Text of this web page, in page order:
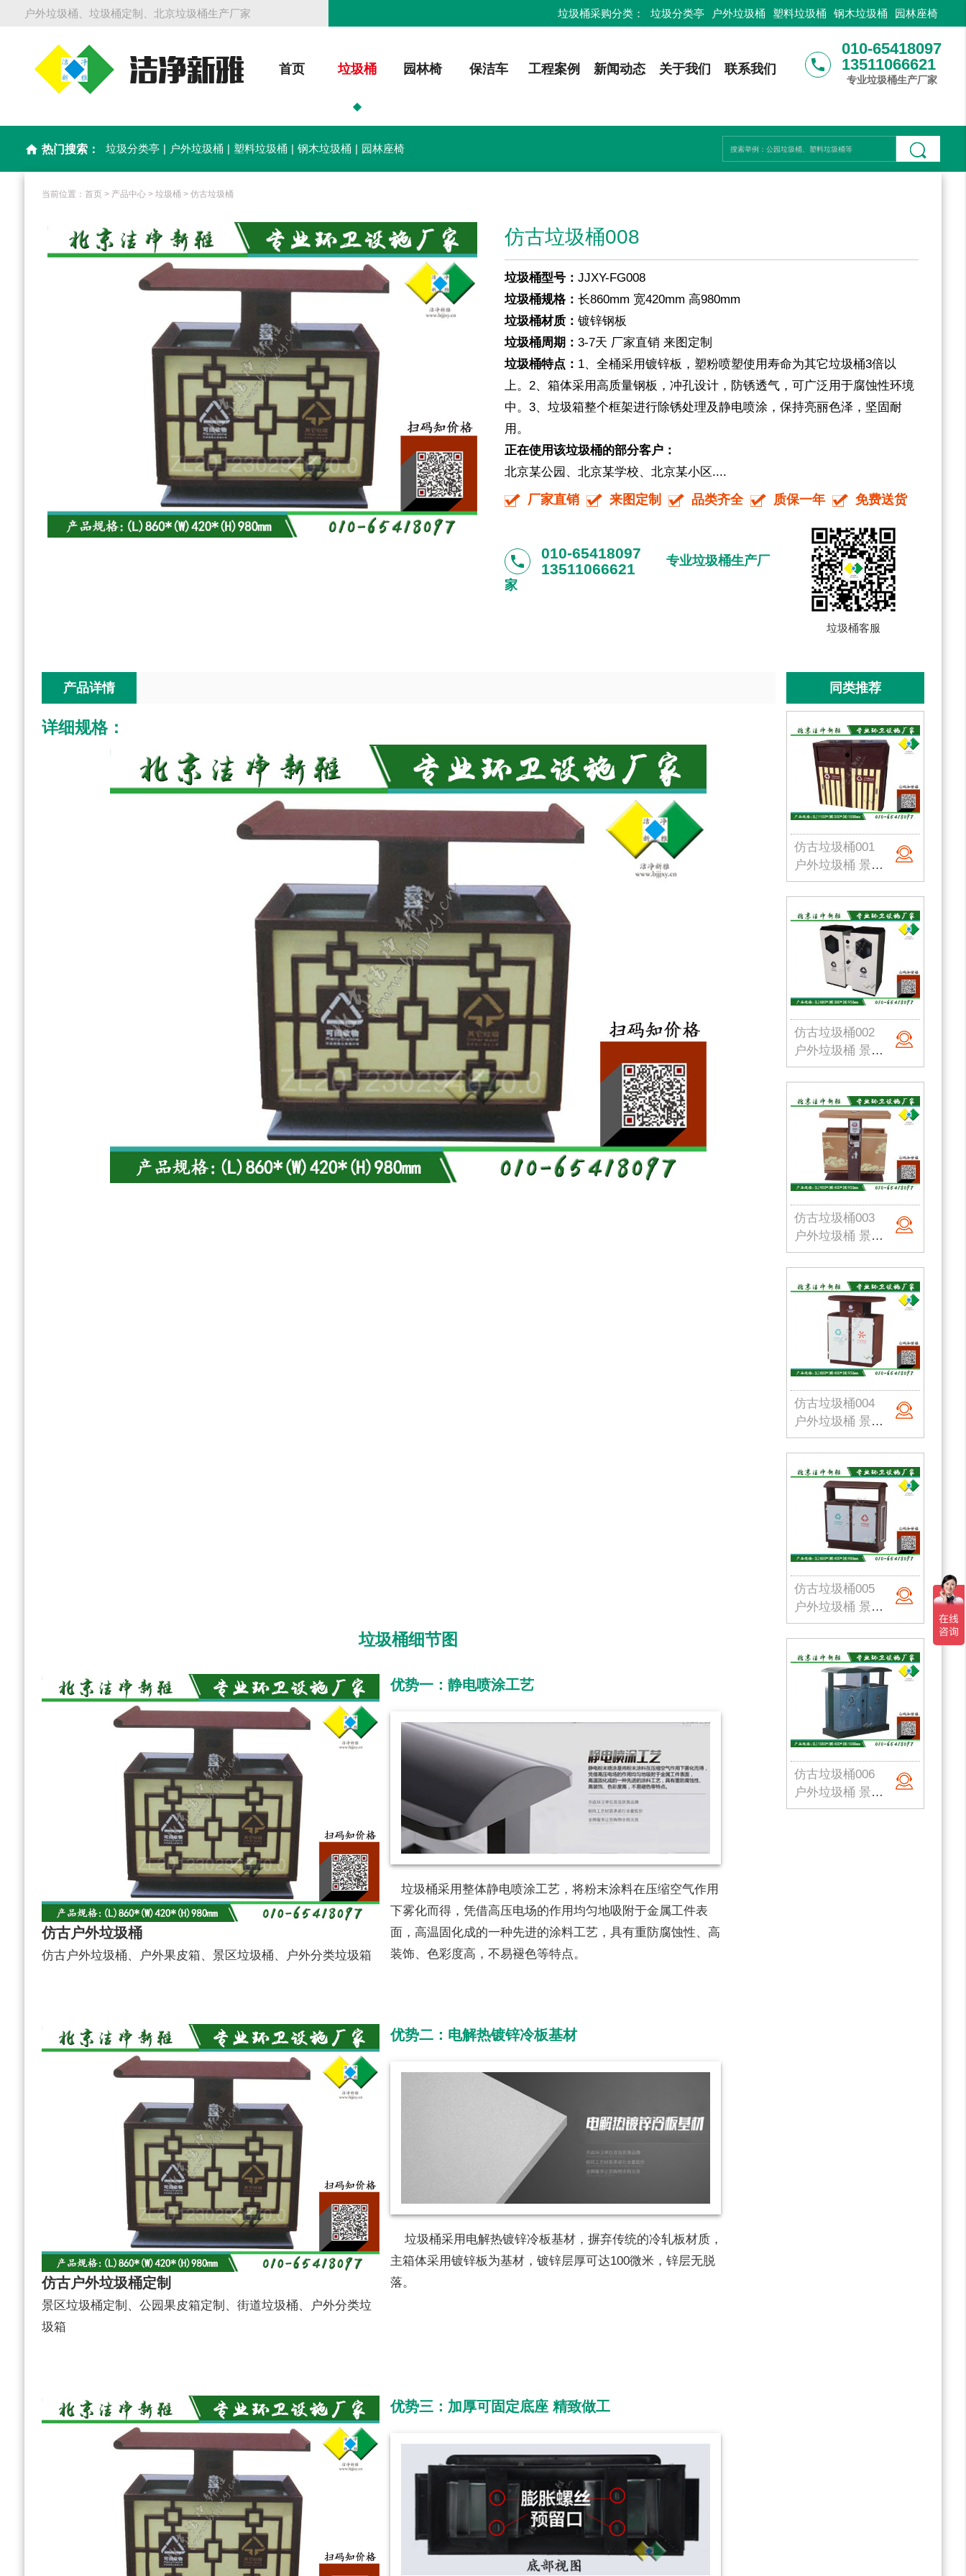
户外垃圾桶、垃圾桶定制、北京垃圾桶生产厂家 垃圾桶采购分类： 垃圾分类亭 户外垃圾桶 塑料垃圾桶 钢木垃圾桶 园林座椅
首页 垃圾桶 园林椅 保洁车 工程案例 新闻动态 关于我们 联系我们 phone
010-65418097
13511066621
专业垃圾桶生产厂家
home 热门搜索： 垃圾分类亭 | 户外垃圾桶 | 塑料垃圾桶 | 钢木垃圾桶 | 园林座椅
当前位置：首页 > 产品中心 >垃圾桶 >仿古垃圾桶
仿古垃圾桶008
垃圾桶型号： JJXY-FG008
垃圾桶规格： 长860mm 宽420mm 高980mm
垃圾桶材质： 镀锌钢板
垃圾桶周期： 3-7天 厂家直销 来图定制
垃圾桶特点： 1、 全桶采用镀锌板，塑粉喷塑使用寿命为其它垃圾桶3倍以
上。2、箱体采用高质量钢板，冲孔设计，防锈透气，可广泛用于腐蚀性环境
中。3、垃圾箱整个框架进行除锈处理及静电喷涂，保持亮丽色泽，坚固耐
用。
正在使用该垃圾桶的部分客户：
北京某公园、北京某学校、北京某小区....
厂家直销 来图定制 品类齐全 质保一年 免费送货
phone
010-65418097
13511066621
专业垃圾桶生产厂
家
垃圾桶客服
产品详情
详细规格：
垃圾桶细节图
仿古户外垃圾桶
仿古户外垃圾桶、户外果皮箱、景区垃圾桶、户外分类垃圾箱
优势一：静电喷涂工艺
垃圾桶采用整体静电喷涂工艺，将粉末涂料在压缩空气作用
下雾化而得，凭借高压电场的作用均匀地吸附于金属工件表
面，高温固化成的一种先进的涂料工艺，具有重防腐蚀性、高
装饰、色彩度高，不易褪色等特点。
仿古户外垃圾桶定制
景区垃圾桶定制、公园果皮箱定制、街道垃圾桶、户外分类垃
圾箱
优势二：电解热镀锌冷板基材
垃圾桶采用电解热镀锌冷板基材，摒弃传统的冷轧板材质，
主箱体采用镀锌板为基材，镀锌层厚可达100微米，锌层无脱
落。
优势三：加厚可固定底座 精致做工
同类推荐
仿古垃圾桶001
户外垃圾桶 景区垃圾桶 古镇垃圾桶 仿古垃圾箱 公园果皮箱 北京垃圾桶
仿古垃圾桶002
户外垃圾桶 景区垃圾桶 古镇垃圾桶 仿古垃圾箱 公园果皮箱 北京垃圾桶
仿古垃圾桶003
户外垃圾桶 景区垃圾桶 古镇垃圾桶定制 仿古垃圾箱定制 公园果皮箱 北京垃圾桶
仿古垃圾桶004
户外垃圾桶 景区垃圾桶 古镇垃圾桶定制 仿古垃圾箱定制 公园果皮箱 北京垃圾桶
仿古垃圾桶005
户外垃圾桶 景区垃圾桶 古镇垃圾桶定制 仿古垃圾箱定制 公园果皮箱 北京垃圾桶
仿古垃圾桶006
户外垃圾桶 景区垃圾桶 古镇垃圾桶 仿古垃圾箱 公园果皮箱 北京垃圾桶